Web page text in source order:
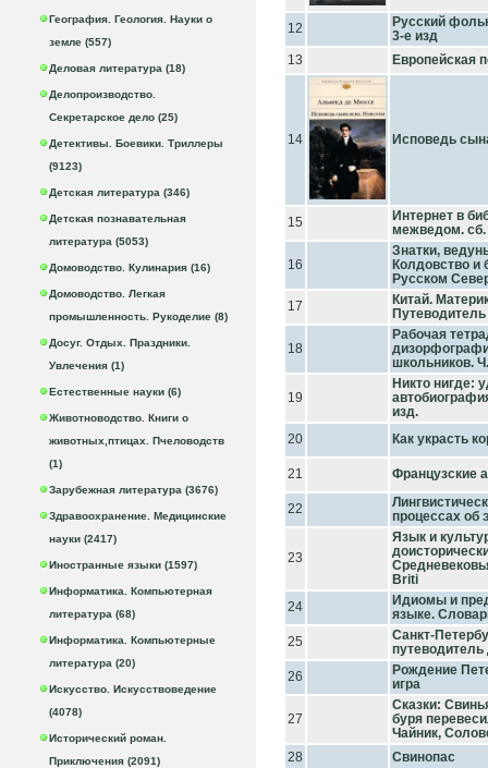
География. Геология. Науки о
земле (557)
Деловая литература (18)
Делопроизводство.
Секретарское дело (25)
Детективы. Боевики. Триллеры
(9123)
Детская литература (346)
Детская познавательная
литература (5053)
Домоводство. Кулинария (16)
Домоводство. Легкая
промышленность. Рукоделие (8)
Досуг. Отдых. Праздники.
Увлечения (1)
Естественные науки (6)
Животноводство. Книги о
животных,птицах. Пчеловодств
(1)
Зарубежная литература (3676)
Здравоохранение. Медицинские
науки (2417)
Иностранные языки (1597)
Информатика. Компьютерная
литература (68)
Информатика. Компьютерные
литература (20)
Искусство. Искусствоведение
(4078)
Исторический роман.
Приключения (2091)
12
Русский
3-е изд
13
Европейская
14 Исповедь
15
Интернет в
межведом. сб.
16
Знатки,
Колдовство и
Русском
17
Китай.
Путеводитель
18
Рабочая
школьников.
19
Никто нигде:
изд.
20
Как украсть
21 Французские
22
процессах об
23
Язык и
Briti
24
Идиомы и
языке.
25
Санкт-
26
Рождение
игра
27
Сказки:
буря
Чайник,
28
Свинопас